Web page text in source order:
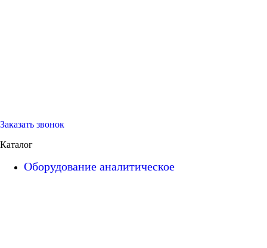
Заказать звонок
Каталог
Оборудование аналитическое